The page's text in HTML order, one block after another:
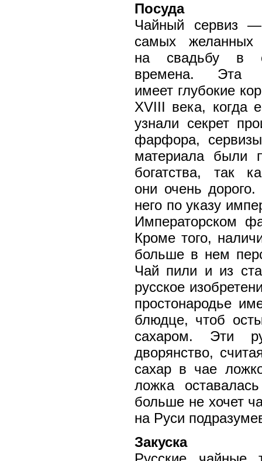
Посуда
Чайный сервиз
самых желанных
на свадьбу в
времена. Эта
имеет глубокие
XVIII века, когда
узнали секрет
фарфора,
материала были
богатства, так
они очень
него по указу
Императорском
Кроме того,
больше в нем
Чай пили и из
русское
простонародье
блюдце, чтоб
сахаром. Эти
дворянство,
сахар в чае
ложка
больше не хочет
на Руси
Закуска